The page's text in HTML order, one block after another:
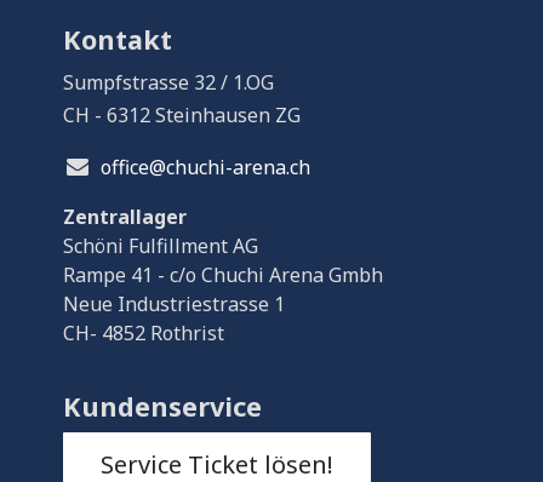
Kontakt
Sumpfstrasse 32 / 1.OG
CH - 6312 Steinhausen ZG
office@chuchi-arena.ch
Zentrallager
Schöni Fulfillment AG
Rampe 41 - c/o Chuchi Arena Gmbh
Neue Industriestrasse 1
CH- 4852 Rothrist
Kundenservice
Service Ticket lösen!